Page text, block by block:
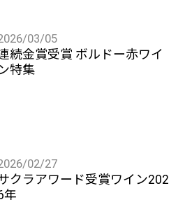
03/05
続金賞受賞 ボルドー赤ワイ
特集
02/27
クラアワード受賞ワイン202
年